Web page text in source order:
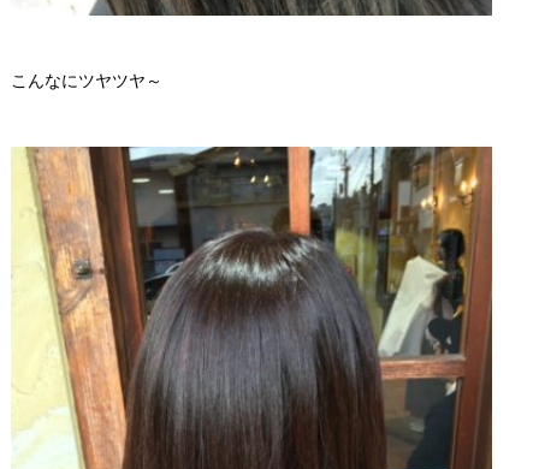
こんなにツヤツヤ～